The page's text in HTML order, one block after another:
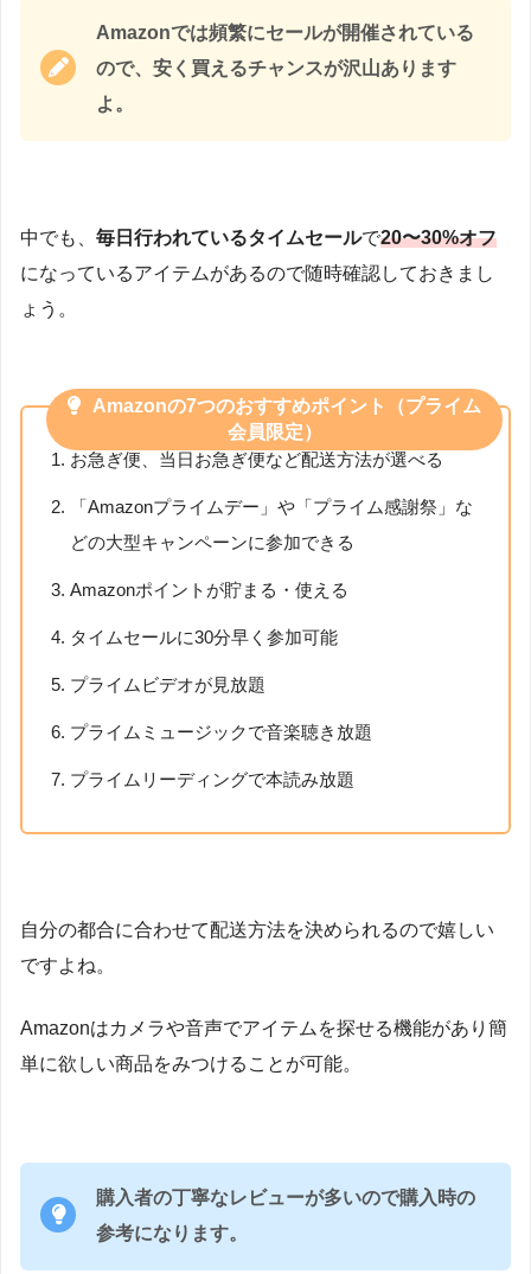
Amazonでは頻繁にセールが開催されている
ので、安く買えるチャンスが沢山あります
よ。
中でも、 毎日行われているタイムセールで20〜30%オフ
になっているアイテムがあるので随時確認しておきまし
ょう。
Amazonの7つのおすすめポイント（プライム
会員限定）
お急ぎ便、当日お急ぎ便など配送方法が選べる
「Amazonプライムデー」や「プライム感謝祭」な
どの大型キャンペーンに参加できる
Amazonポイントが貯まる・使える
タイムセールに30分早く参加可能
プライムビデオが見放題
プライムミュージックで音楽聴き放題
プライムリーディングで本読み放題
自分の都合に合わせて配送方法を決められるので嬉しい
ですよね。
Amazonはカメラや音声でアイテムを探せる機能があり簡
単に欲しい商品をみつけることが可能。
購入者の丁寧なレビューが多いので購入時の
参考になります。